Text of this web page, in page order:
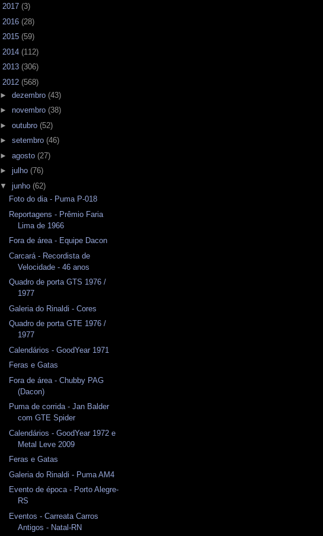
2017 (3)
2016 (28)
2015 (59)
2014 (112)
2013 (306)
2012 (568)
► dezembro (43)
► novembro (38)
► outubro (52)
► setembro (46)
► agosto (27)
► julho (76)
▼ junho (62)
Foto do dia - Puma P-018
Reportagens - Prêmio Faria
Lima de 1966
Fora de área - Equipe Dacon
Carcará - Recordista de
Velocidade - 46 anos
Quadro de porta GTS 1976 /
1977
Galeria do Rinaldi - Cores
Quadro de porta GTE 1976 /
1977
Calendários - GoodYear 1971
Feras e Gatas
Fora de área - Chubby PAG
(Dacon)
Puma de corrida - Jan Balder
com GTE Spider
Calendários - GoodYear 1972 e
Metal Leve 2009
Feras e Gatas
Galeria do Rinaldi - Puma AM4
Evento de época - Porto Alegre-
RS
Eventos - Carreata Carros
Antigos - Natal-RN